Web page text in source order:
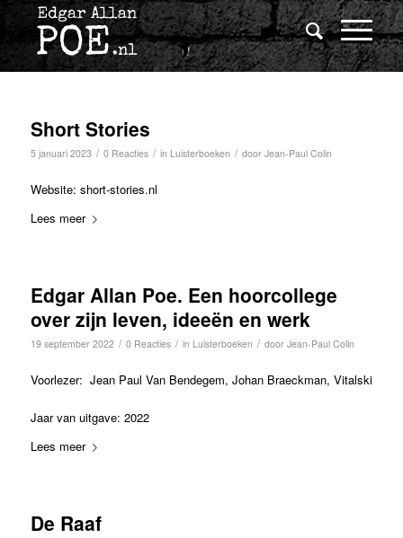
Short Stories
5 januari 2023 / 0 Reacties / in Luisterboeken / door Jean-Paul Colin
Website: short-stories.nl
Lees meer
Edgar Allan Poe. Een hoorcollege
over zijn leven, ideeën en werk
19 september 2022 / 0 Reacties / in Luisterboeken / door Jean-Paul Colin
Voorlezer: Jean Paul Van Bendegem, Johan Braeckman, Vitalski
Jaar van uitgave: 2022
Lees meer
De Raaf